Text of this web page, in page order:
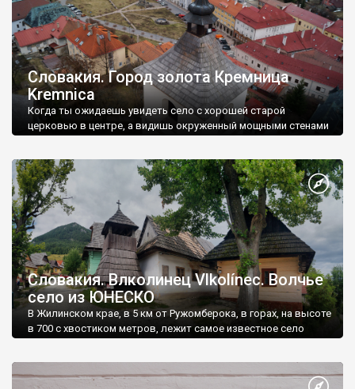
Словакия. Город золота Кремница
Kremnica
Когда ты ожидаешь увидеть село с хорошей старой
церковью в центре, а видишь окруженный мощными стенами
Словакия. Влколинец Vlkolínec. Волчье
село из ЮНЕСКО
В Жилинском крае, в 5 км от Ружомберока, в горах, на высоте
в 700 с хвостиком метров, лежит самое известное село